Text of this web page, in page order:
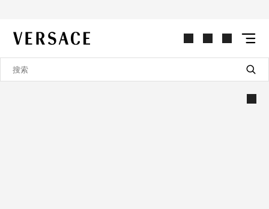
VERSACE | 主页